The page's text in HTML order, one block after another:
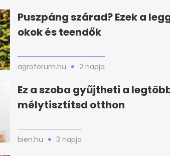
Puszpáng szárad? Ezek a
okok és teendők
agroforum.hu 2 napja
Ez a szoba gyűjtheti a
mélytisztítsd otthon
bien.hu 3 napja